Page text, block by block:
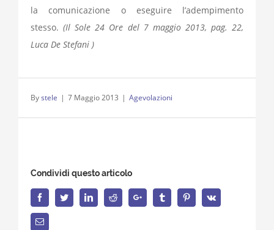
la comunicazione o eseguire l’adempimento
stesso.(Il Sole 24 Ore del 7 maggio 2013, pag. 22,
Luca De Stefani )
Bystele | 7 Maggio 2013 | Agevolazioni
Condividi questo articolo
FacebookTwitterLinkedInReddit Google+ Tumblr PinterestVk
Email